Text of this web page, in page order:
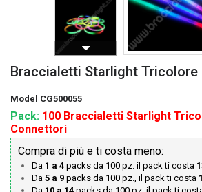
Braccialetti Starlight Tricolore
Model CG500055
Pack: 100 Braccialetti Starlight
Connettori
Compra di più e ti costa meno:
Da 1 a 4 packs da 100 pz. il pack ti costa
Da 5 a 9 packs da 100 pz., il pack ti costa